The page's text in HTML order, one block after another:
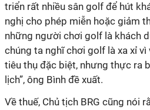
triển rất nhiều sân golf để hút
nghị cho phép miễn hoặc giảm
những người chơi golf là khách
chúng ta nghĩ chơi golf là xa xỉ vì
tiêu thụ đặc biệt, nhưng thực ra
lịch”, ông Bình đề xuất.
Về thuế, Chủ tịch BRG cũng nói